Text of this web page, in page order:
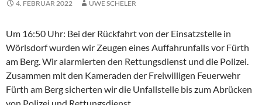
4. FEBRUAR 2022 UWE SCHELER
Um 16:50 Uhr: Bei der Rückfahrt von der Einsatzstelle in
Wörlsdorf wurden wir Zeugen eines Auffahrunfalls vor Fürth
am Berg. Wir alarmierten den Rettungsdienst und die Polizei.
Zusammen mit den Kameraden der Freiwilligen Feuerwehr
Fürth am Berg sicherten wir die Unfallstelle bis zum Abrücken